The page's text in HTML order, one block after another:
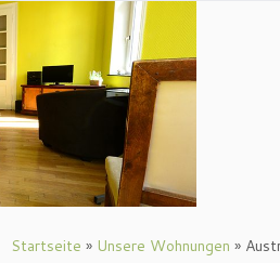
Zum
Inhalt
springen
Startseite » Unsere Wohnungen »